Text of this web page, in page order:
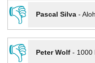
👎
Pascal Silva-
👎
Peter Wolf- 1000